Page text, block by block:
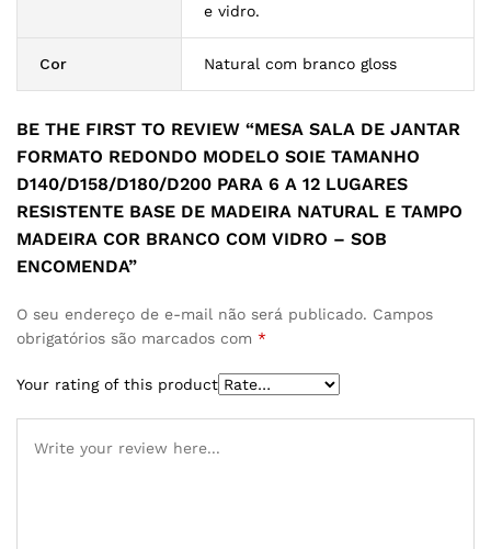
e vidro.
Cor Natural com branco gloss
BE THE FIRST TO REVIEW “MESA SALA DE JANTAR
FORMATO REDONDO MODELO SOIE TAMANHO
D140/D158/D180/D200 PARA 6 A 12 LUGARES
RESISTENTE BASE DE MADEIRA NATURAL E TAMPO
MADEIRA COR BRANCO COM VIDRO – SOB
ENCOMENDA”
O seu endereço de e-mail não será publicado. Campos
obrigatórios são marcados com *
Your rating of this product